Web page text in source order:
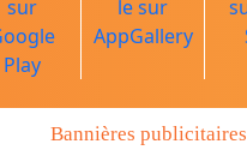
Bannières publicitaires